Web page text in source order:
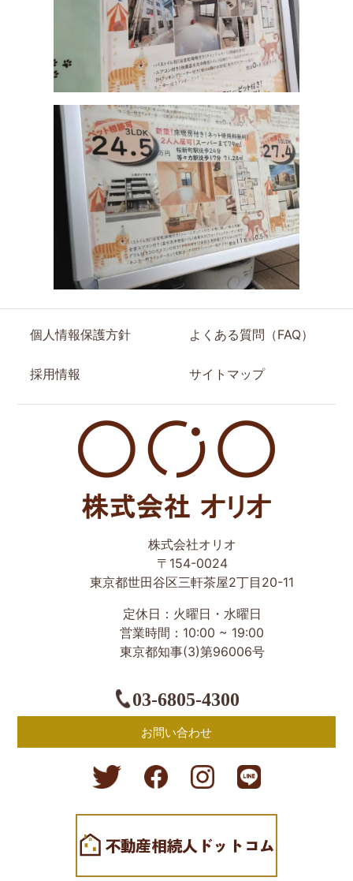
個人情報保護方針
採用情報
よくある質問（FAQ）
サイトマップ
却・買取は株式会社Orio
株式会社オリオ
〒154-0024
東京都世田谷区三軒茶屋2丁目20-11
定休日：火曜日・水曜日
営業時間：10:00 ~ 19:00
東京都知事(3)第96006号
03-6805-4300
お問い合わせ